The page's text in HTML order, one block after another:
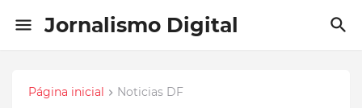
Jornalismo Digital
Página inicial Noticias DF